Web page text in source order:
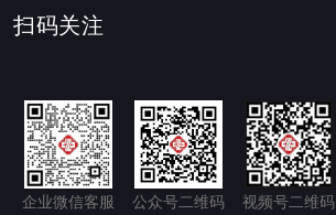
扫码关注
企业微信客服 公众号二维码 视频号二维码